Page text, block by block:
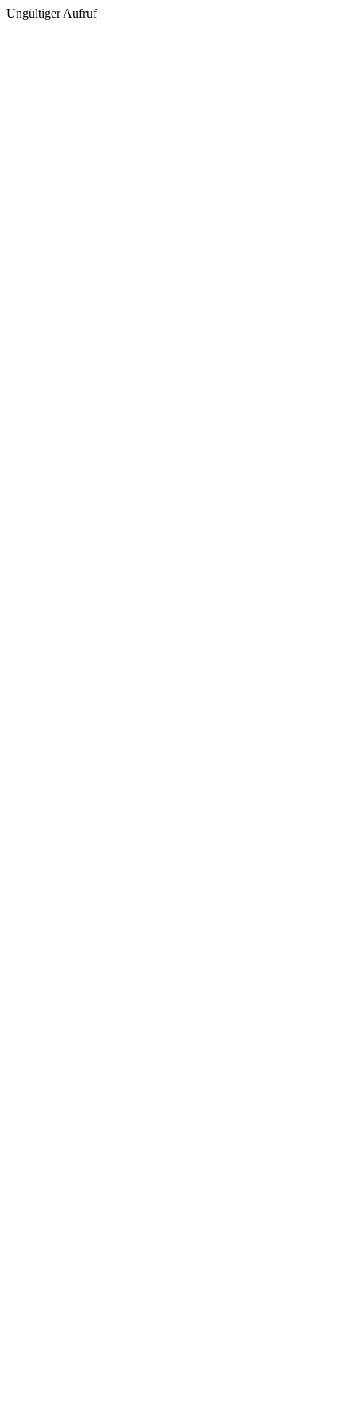
Ungültiger Aufruf